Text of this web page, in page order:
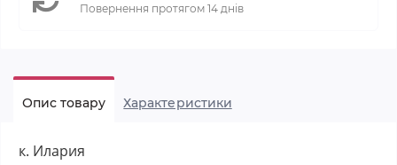
Повернення протягом 14 днів
Опис товару Характеристики
к. Илария